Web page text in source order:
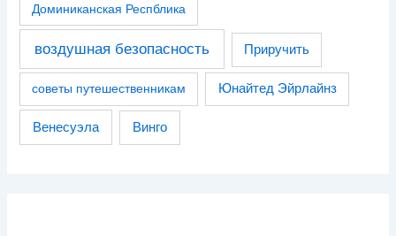
Доминиканская Респблика
воздушная безопасность Приручить
советы путешественникам Юнайтед Эйрлайнз
Венесуэла Винго